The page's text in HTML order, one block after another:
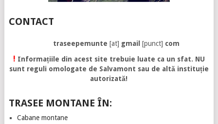
CONTACT
traseepemunte [at] gmail [punct] com
! Informațiile din acest site trebuie luate ca un sfat. NU
sunt reguli omologate de Salvamont sau de altă instituție
autorizată!
TRASEE MONTANE ÎN:
Cabane montane